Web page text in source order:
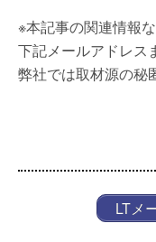
※本記事の関連情報
下記メールアドレス
弊社では取材源の秘
LTメ